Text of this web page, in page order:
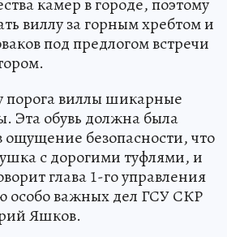
камер в городе, поэтому
виллу за горным хребтом и
под предлогом встречи
виллы шикарные
Эта обувь должна была
ощущение безопасности, что
с дорогими туфлями, и
глава 1-го управления
особо важных дел ГСУ СКР
Яшков.